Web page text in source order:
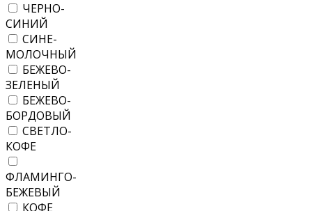
ЧЕРНО-
СИНИЙ
СИНЕ-
МОЛОЧНЫЙ
БЕЖЕВО-
ЗЕЛЕНЫЙ
БЕЖЕВО-
БОРДОВЫЙ
СВЕТЛО-
КОФЕ
ФЛАМИНГО-
БЕЖЕВЫЙ
КОФЕ